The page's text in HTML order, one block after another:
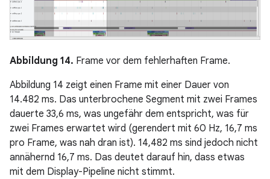
Abbildung 14. Frame vor dem fehlerhaften Frame.
Abbildung 14 zeigt einen Frame mit einer Dauer von
14.482 ms. Das unterbrochene Segment mit zwei Frames
dauerte 33,6 ms, was ungefähr dem entspricht, was für
zwei Frames erwartet wird (gerendert mit 60 Hz, 16,7 ms
pro Frame, was nah dran ist). 14,482 ms sind jedoch nicht
annähernd 16,7 ms. Das deutet darauf hin, dass etwas
mit dem Display-Pipeline nicht stimmt.